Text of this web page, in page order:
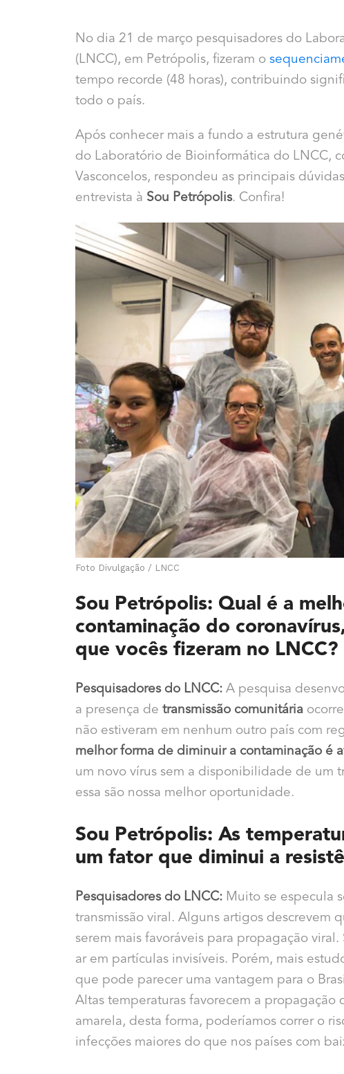
No dia 21 de março pesquisadores do
(LNCC), em Petrópolis, fizeram o
tempo recorde (48 horas), contribuindo
todo o país.
Após conhecer mais a fundo a estrutura
do Laboratório de Bioinformática do LNCC,
Vasconcelos, respondeu as principais
entrevista à Sou Petrópolis. Confira!
Foto Divulgação / LNCC
Sou Petrópolis: Qual é a
contaminação do
que vocês fizeram no LNCC?
Pesquisadores do LNCC: A pesquisa
a presença detransmissão comunitária
não estiveram em nenhum outro país com
melhor forma de diminuir a contaminação é
um novo vírus sem a disponibilidade de um
essa são nossa melhor oportunidade.
Sou Petrópolis: As
um fator que diminui a
Pesquisadores do LNCC: Muito se especula
transmissão viral. Alguns artigos descrevem
serem mais favoráveis para propagação
ar em partículas invisíveis. Porém, mais
que pode parecer uma vantagem para o
Altas temperaturas favorecem a
amarela, desta forma, poderíamos correr o
infecções maiores do que nos países com